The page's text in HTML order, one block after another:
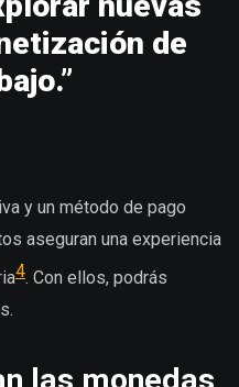
de
y un método de pago
aseguran una experiencia
4. Con ellos, podrás